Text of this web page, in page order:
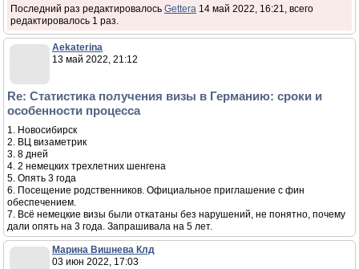
Последний раз редактировалось Gettera 14 май 2022, 16:21, всего
редактировалось 1 раз.
Aekaterina
13 май 2022, 21:12
Re: Статистика получения визы в Германию: сроки и
особенности процесса
1. Новосибирск
2. ВЦ визаметрик
3. 8 дней
4. 2 немецких трехлетних шенгена
5. Опять 3 года
6. Посещение родственников. Официальное приглашение с фин
обеспечением.
7. Всё немецкие визы были откатаны без нарушений, не понятно, почему
дали опять на 3 года. Запрашивала на 5 лет.
Марина Вишнева Клд
03 июн 2022, 17:03